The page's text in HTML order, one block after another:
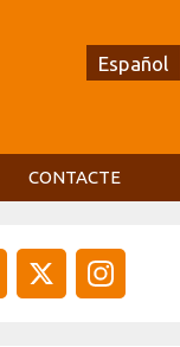
Español
CONTACTE